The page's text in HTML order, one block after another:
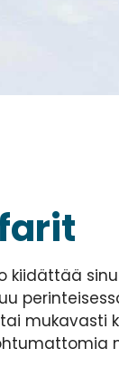
kiidättää
mukavasti